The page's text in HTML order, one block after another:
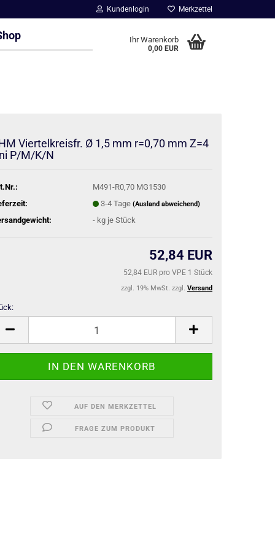
Kundenlogin Merkzettel
Ihr Warenkorb
0,00 EUR
Viertelkreisfr. Ø 1,5 mm r=0,70 mm Z=4
P/M/K/N
M491-R0,70 MG1530
3-4 Tage (Ausland abweichend)
- kg je Stück
52,84 EUR
52,84 EUR pro VPE 1 Stück
zzgl. 19% MwSt. zzgl. Versand
AUF DEN MERKZETTEL
FRAGE ZUM PRODUKT